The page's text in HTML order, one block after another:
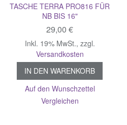
TASCHE TERRA PRO816 FÜR
NB BIS 16"
29,00 €
Inkl. 19% MwSt., zzgl.
Versandkosten
IN DEN WARENKORB
Auf den Wunschzettel
Vergleichen